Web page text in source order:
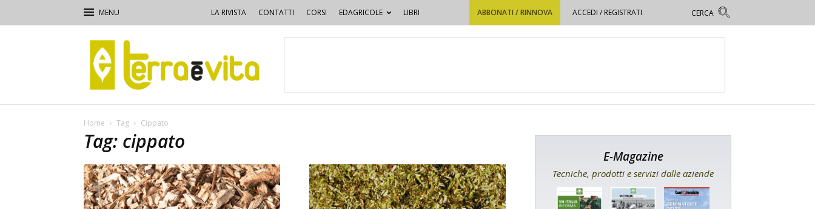
LA RIVISTA CONTATTI CORSI EDAGRICOLE LIBRI ABBONATI / RINNOVA ACCEDI / REGISTRATI
Terra
e
Vita
Home Tag Cippato
Tag: cippato
E-Magazine
Tecniche, prodotti e servizi dalle aziende